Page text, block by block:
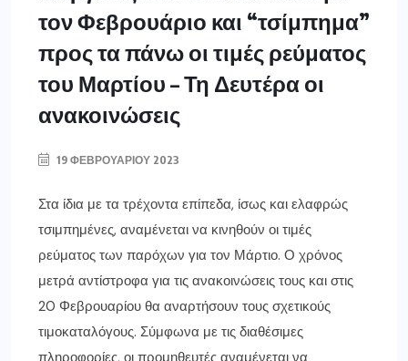
τον Φεβρουάριο και “τσίμπημα”
προς τα πάνω οι τιμές ρεύματος
του Μαρτίου – Τη Δευτέρα οι
ανακοινώσεις
19 ΦΕΒΡΟΥΑΡΊΟΥ 2023
Στα ίδια με τα τρέχοντα επίπεδα, ίσως και ελαφρώς
τσιμπημένες, αναμένεται να κινηθούν οι τιμές
ρεύματος των παρόχων για τον Μάρτιο. Ο χρόνος
μετρά αντίστροφα για τις ανακοινώσεις τους και στις
20 Φεβρουαρίου θα αναρτήσουν τους σχετικούς
τιμοκαταλόγους. Σύμφωνα με τις διαθέσιμες
πληροφορίες, οι προμηθευτές αναμένεται να